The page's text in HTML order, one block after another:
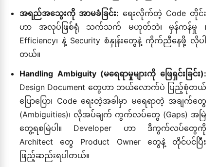
အရည်အသွေးကို အာမခံခြင်း: ရေးလိုက်တဲ့ Code တိုင်း
ဟာ အလုပ်ဖြစ်ရုံ သက်သက် မဟုတ်ဘဲ၊ မှန်ကန်မှု ၊
Efficiency၊ နဲ့ Security စံနှုန်းတွေနဲ့ ကိုက်ညီနေဖို့ လိုပါ
တယ်။
Handling Ambiguity (မရေရာမှုများကို ဖြေရှင်းခြင်း):
Design Document တွေဟာ ဘယ်လောက်ပဲ ပြည့်စုံတယ်
ပြောပြော၊ Code ရေးတဲ့အခါမှာ မရေရာတဲ့ အချက်တွေ
(Ambiguities)၊ လိုအပ်ချက် ကွက်လပ်တွေ (Gaps) အမြဲ
တွေ့ရစမြဲပါ။ Developer ဟာ ဒီကွက်လပ်တွေကို
Architect တွေ Product Owner တွေနဲ့ တိုင်ပင်ပြီး
ဖြည့်ဆည်းရပါတယ်။